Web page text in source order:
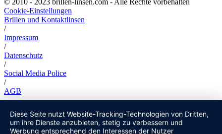
Cookie-Einstellungen
Brillen und Kontaktlinsen
/
Impressum
/
Datenschutz
/
Social Media Police
/
AGB
Diese Seite nutzt Website-Tracking-Technologien von Dritten,
um ihre Dienste anzubieten, stetig zu verbessern und
Werbung entsprechend den Interessen der Nutzer